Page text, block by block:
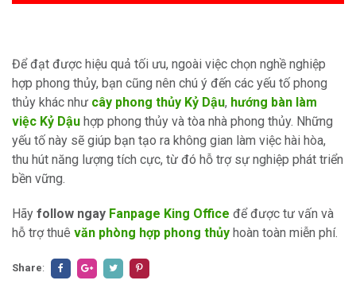
Để đạt được hiệu quả tối ưu, ngoài việc chọn nghề nghiệp
hợp phong thủy, bạn cũng nên chú ý đến các yếu tố phong
thủy khác như cây phong thủy Kỷ Dậu, hướng bàn làm
việc Kỷ Dậu hợp phong thủy và tòa nhà phong thủy. Những
yếu tố này sẽ giúp bạn tạo ra không gian làm việc hài hòa,
thu hút năng lượng tích cực, từ đó hỗ trợ sự nghiệp phát triển
bền vững.
Hãy follow ngay Fanpage King Office để được tư vấn và
hỗ trợ thuê văn phòng hợp phong thủy hoàn toàn miễn phí.
Share: